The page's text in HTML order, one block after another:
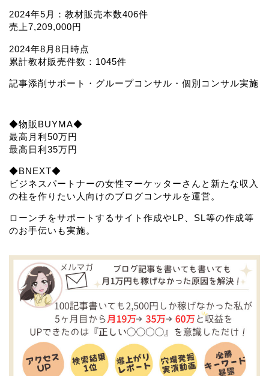
2024年5月：教材販売本数406件
売上7,209,000円
2024年8月8日時点
累計教材販売件数：1045件
記事添削サポート・グループコンサル・個別コンサル実施
◆物販BUYMA◆
最高月利50万円
最高日利35万円
◆BNEXT◆
ビジネスパートナーの女性マーケッターさんと新たな収入
の柱を作りたい人向けのブログコンサルを運営。
ローンチをサポートするサイト作成やLP、SL等の作成等
のお手伝いも実施。